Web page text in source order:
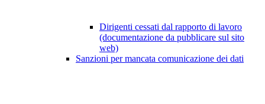
Dirigenti cessati dal rapporto di lavoro
(documentazione da pubblicare sul sito
web)
Sanzioni per mancata comunicazione dei dati